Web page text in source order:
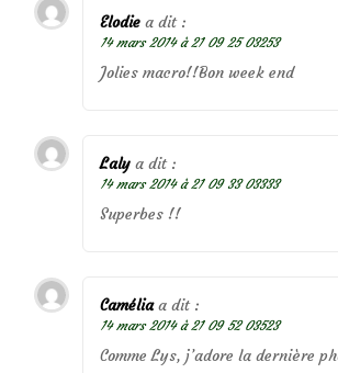
Elodie a dit :
14 mars 2014 à 21 09 25 03253
Jolies macro!!Bon week end
Laly a dit :
14 mars 2014 à 21 09 33 03333
Superbes !!
Camélia a dit :
14 mars 2014 à 21 09 52 03523
Comme Lys, j’adore la dernière